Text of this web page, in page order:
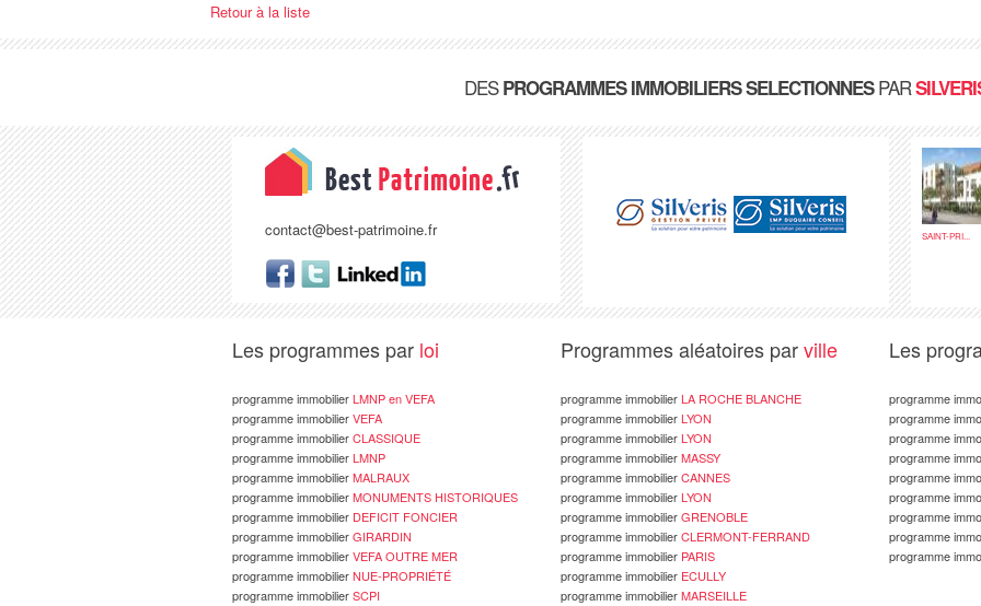
Retour à la liste
DESPROGRAMMES IMMOBILIERS SELECTIONNESPAR
contact@best-patrimoine.fr SAINT-PRI...
Les programmes par loi
programme immobilierLMNP en VEFA
programme immobilierVEFA
programme immobilierCLASSIQUE
programme immobilierLMNP
programme immobilierMALRAUX
programme immobilierMONUMENTS HISTORIQUES
programme immobilier DEFICIT FONCIER
programme immobilierGIRARDIN
programme immobilierVEFA OUTRE MER
programme immobilierNUE-PROPRIÉTÉ
programme immobilierSCPI
Programmes aléatoires parville
programme immobilierLA ROCHE BLANCHE
programme immobilierLYON
programme immobilierLYON
programme immobilierMASSY
programme immobilierCANNES
programme immobilierLYON
programme immobilierGRENOBLE
programme immobilierCLERMONT-FERRAND
programme immobilier PARIS
programme immobilier ECULLY
programme immobilierMARSEILLE
Les
programme
programme
programme
programme
programme
programme
programme
programme
programme